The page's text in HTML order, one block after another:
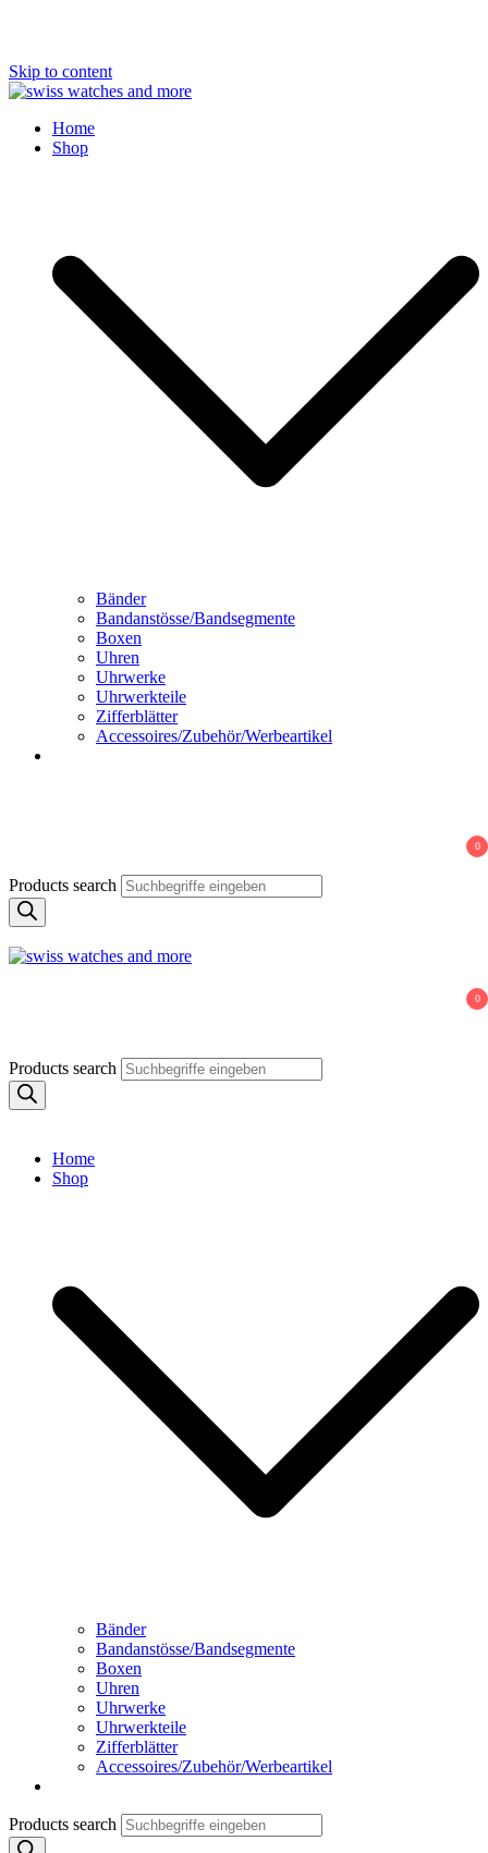
Skip to content
Swiss Watches and More
Home
Shop
Bänder
Bandanstösse/Bandsegmente
Boxen
Uhren
Uhrwerke
Uhrwerkteile
Zifferblätter
Accessoires/Zubehör/Werbeartikel
0
Products search
0
Products search
Home
Shop
Bänder
Bandanstösse/Bandsegmente
Boxen
Uhren
Uhrwerke
Uhrwerkteile
Zifferblätter
Accessoires/Zubehör/Werbeartikel
Products search